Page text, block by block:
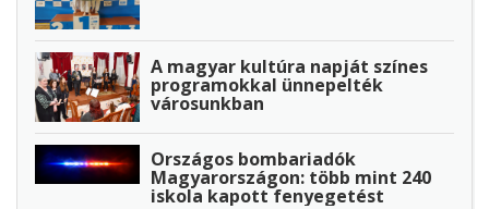
A magyar kultúra napját színes
programokkal ünnepelték
városunkban
Országos bombariadók
Magyarországon: több mint 240
iskola kapott fenyegetést